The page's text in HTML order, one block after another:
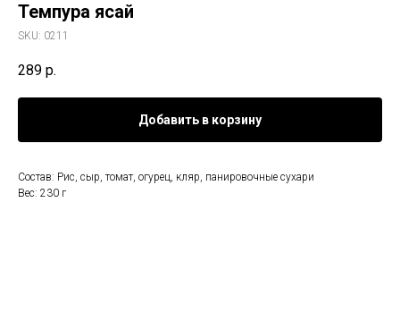
Темпура ясай
SKU: 0211
289 р.
Добавить в корзину
Состав: Рис, сыр, томат, огурец, кляр, панировочные сухари
Вес: 230 г